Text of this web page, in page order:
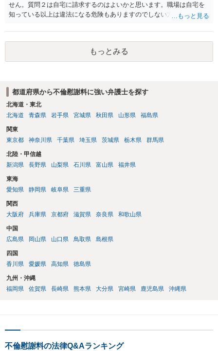
せん。質問２は自宅に請求するのはよいかと思います。職場は自宅を
知っている以上は違法になる危険もありますのでしない方が良いで
かと思います。有責配偶者ですので相手方からの離婚は拒否しても仮
に訴訟されても法的に成立しません。質問５は認知すると養育費支払
い、相続権が発生します。合意があれば法的に可能ですが法律で強制
することはできません。質問６は可能です。質問７は不貞行為の写真
もっとみる
都道府県から不倫慰謝料に強い弁護士を探す
北海道・東北
北海道
青森県 岩手県 宮城県 秋田県 山形県 福島県
関東
東京都
神奈川県 千葉県 埼玉県 茨城県 栃木県 群馬県
北陸・甲信越
新潟県
長野県 山梨県 石川県 富山県 福井県
東海
愛知県
静岡県 岐阜県 三重県
関西
大阪府
兵庫県 京都府 滋賀県 奈良県 和歌山県
中国
広島県
岡山県 山口県 鳥取県 島根県
四国
香川県
愛媛県 高知県 徳島県
九州・沖縄
福岡県
佐賀県 長崎県 熊本県 大分県 宮崎県 鹿児島県 沖縄県
不倫慰謝料の法律Q&Aランキング